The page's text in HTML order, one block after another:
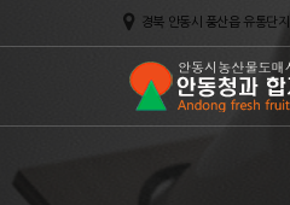
경북 안동시 풍산읍 유통단